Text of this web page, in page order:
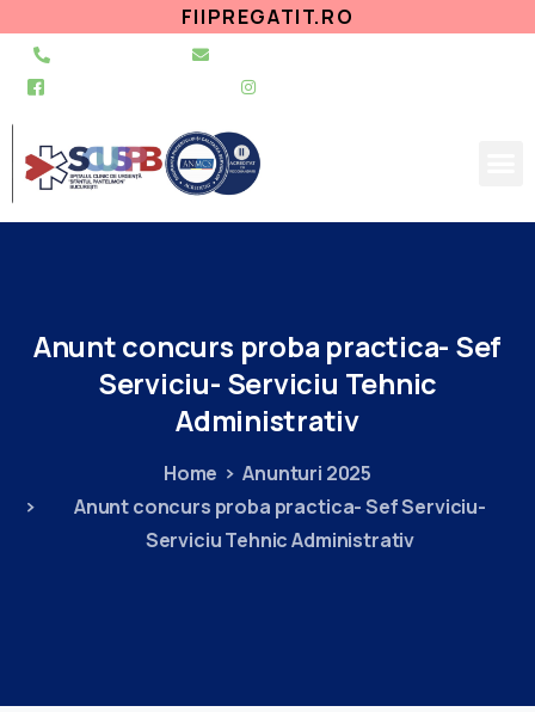
FIIPREGATIT.RO
Anuntconcurs proba practica- Sef
Serviciu- Serviciu Tehnic
Administrativ
Home
Anunturi 2025
Anunt concurs proba practica- Sef Serviciu-
Serviciu Tehnic Administrativ